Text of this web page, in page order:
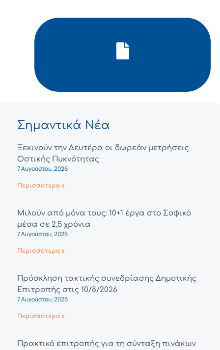
Σημαντικά Νέα
Ξεκινούν την Δευτέρα οι δωρεάν μετρήσεις
Οστικής Πυκνότητας
7 Αυγούστου, 2026
Περισσότερα »
Μιλούν από μόνα τους: 10+1 έργα στο Σοφικό
μέσα σε 2,5 χρόνια
7 Αυγούστου, 2026
Περισσότερα »
Πρόσκληση τακτικής συνεδρίασης Δημοτικής
Επιτροπής στις 10/8/2026
7 Αυγούστου, 2026
Περισσότερα »
Πρακτικό επιτροπής για τη σύνταξη πινάκων